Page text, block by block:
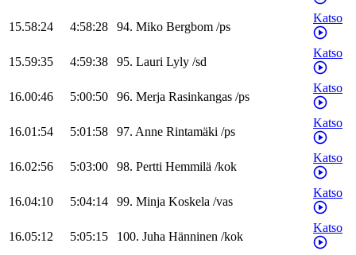
15.58:24 4:58:28 94. Miko Bergbom /ps
Katso
15.59:35 4:59:38 95. Lauri Lyly /sd
Katso
16.00:46 5:00:50 96. Merja Rasinkangas /ps
Katso
16.01:54 5:01:58 97. Anne Rintamäki /ps
Katso
16.02:56 5:03:00 98. Pertti Hemmilä /kok
Katso
16.04:10 5:04:14 99. Minja Koskela /vas
Katso
16.05:12 5:05:15 100. Juha Hänninen /kok
Katso